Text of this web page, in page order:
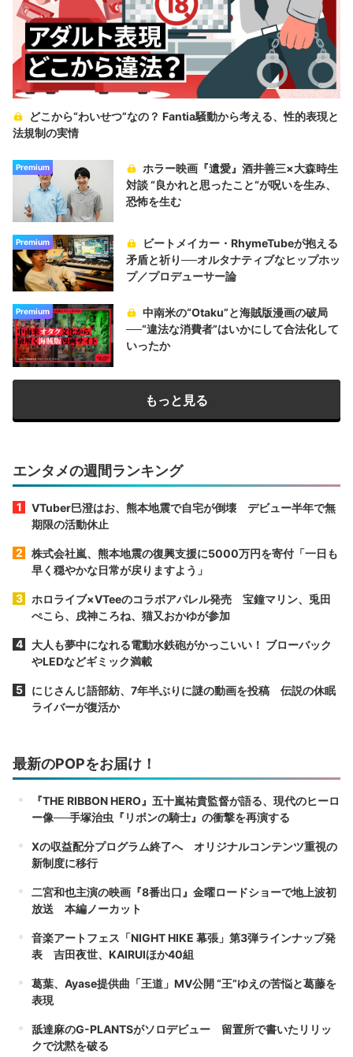
どこから“わいせつ”なの？ Fantia騒動から考える、性的表現と
法規制の実情
Premium
ホラー映画『遺愛』酒井善三×大森時生
対談 “良かれと思ったこと“が呪いを生み、
恐怖を生む
Premium
ビートメイカー・RhymeTubeが抱える
矛盾と祈り──オルタナティブなヒップホッ
プ／プロデューサー論
Premium
中南米の“Otaku”と海賊版漫画の破局
──“違法な消費者”はいかにして合法化して
いったか
もっと見る
エンタメの週間ランキング
VTuber巳澄はお、熊本地震で自宅が倒壊 デビュー半年で無
期限の活動休止
株式会社嵐、熊本地震の復興支援に5000万円を寄付「一日も
早く穏やかな日常が戻りますよう」
ホロライブ×VTeeのコラボアパレル発売 宝鐘マリン、兎田
ぺこら、戌神ころね、猫又おかゆが参加
大人も夢中になれる電動水鉄砲がかっこいい！ ブローバック
やLEDなどギミック満載
にじさんじ語部紡、7年半ぶりに謎の動画を投稿 伝説の休眠
ライバーが復活か
最新のPOPをお届け！
『THE RIBBON HERO』五十嵐祐貴監督が語る、現代のヒーロ
ー像──手塚治虫『リボンの騎士』の衝撃を再演する
Xの収益配分プログラム終了へ オリジナルコンテンツ重視の
新制度に移行
二宮和也主演の映画『8番出口』金曜ロードショーで地上波初
放送 本編ノーカット
音楽アートフェス「NIGHT HIKE 幕張」第3弾ラインナップ発
表 吉田夜世、KAIRUIほか40組
葛葉、Ayase提供曲「王道」MV公開 “王”ゆえの苦悩と葛藤を
表現
舐達麻のG-PLANTSがソロデビュー 留置所で書いたリリッ
クで沈黙を破る